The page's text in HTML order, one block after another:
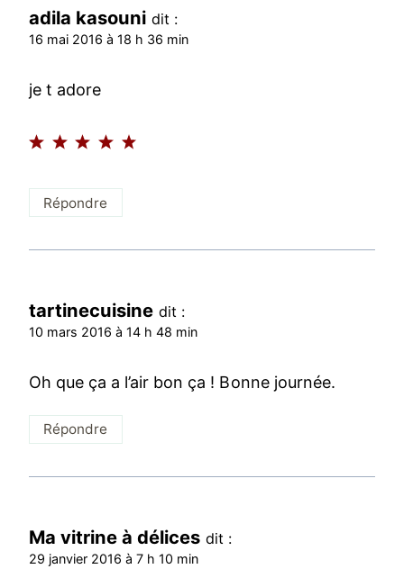
adila kasouni dit :
16 mai 2016 à 18 h 36 min
je t adore
Répondre
tartinecuisine dit :
10 mars 2016 à 14 h 48 min
Oh que ça a l’air bon ça ! Bonne journée.
Répondre
Ma vitrine à délices dit :
29 janvier 2016 à 7 h 10 min